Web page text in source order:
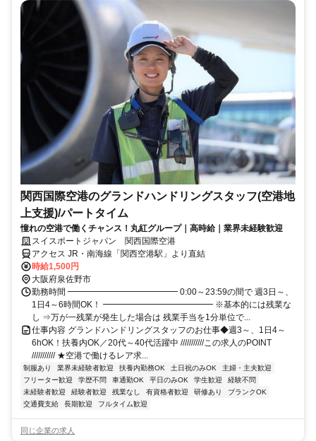
関西国際空港のグランドハンドリングスタッフ(空港地
上支援)/パートタイム
憧れの空港で働くチャンス！丸紅グループ｜高時給｜業界未経験歓迎
スイスポートジャパン 関西国際空港
アクセス JR・南海線「関西空港駅」より直結
時給1,500円
大阪府泉佐野市
勤務時間 ━━━━━━━━━━━━━ 0:00～23:59の間で 週3日～、
1日4～6時間OK！ ━━━━━━━━━━━━━ ※基本的には残業な
し ⇒万が一残業が発生した場合は 残業手当を1分単位で...
仕事内容 グランドハンドリングスタッフのお仕事◆週3～、1日4～
6hOK！扶養内OK／20代～40代活躍中 ///////////この求人のPOINT
/////////// ★空港で働けるレア求...
制服あり 業界未経験者歓迎 扶養内勤務OK 土日祝のみOK
主婦・主夫歓迎
フリーター歓迎
学歴不問 車通勤OK 平日のみOK 学生歓迎
経験不問
未経験者歓迎
経験者歓迎 残業なし 有資格者歓迎 研修あり
ブランクOK
交通費支給
長期歓迎 フルタイム歓迎
同じ企業の求人